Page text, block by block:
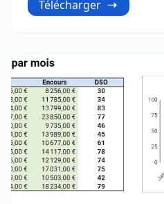
Télécharger